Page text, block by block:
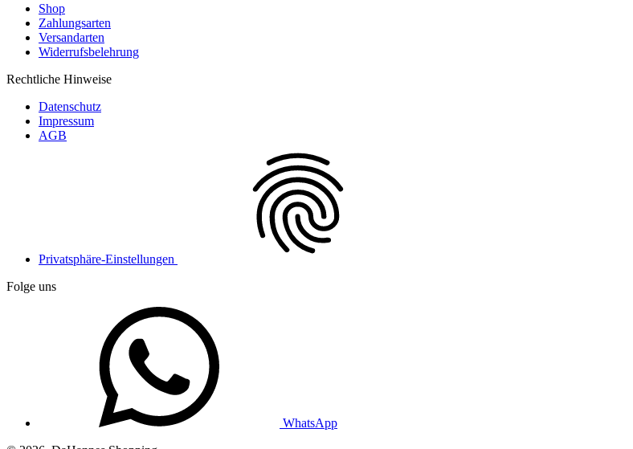
Shop
Zahlungsarten
Versandarten
Widerrufsbelehrung
Rechtliche Hinweise
Datenschutz
Impressum
AGB
Privatsphäre-Einstellungen
Folge uns
WhatsApp